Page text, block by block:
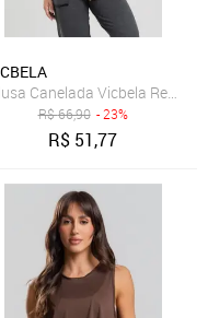
Alça Fina Academia
Canelada Vicbela Regata
R$66,90 - 23%
R$ 51,77